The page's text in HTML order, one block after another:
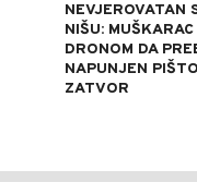
NEVJEROVATAN
NIŠU:
DRONOM DA
NAPUNJEN
ZATVOR